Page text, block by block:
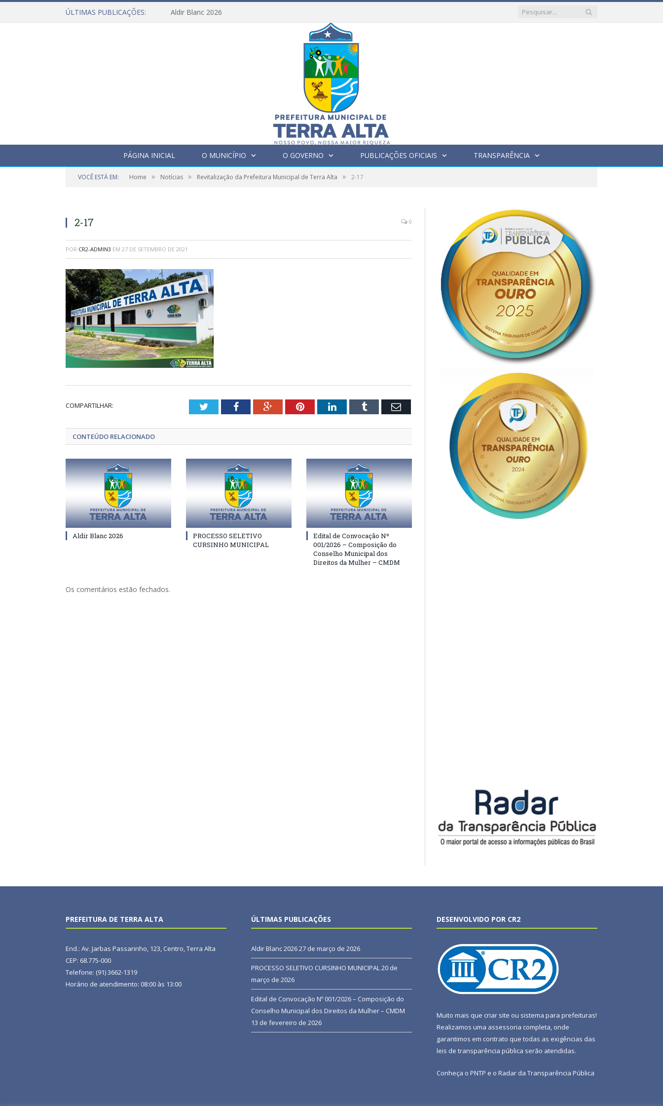
ÚLTIMAS PUBLICAÇÕES: Aldir Blanc 2026
PÁGINA INICIAL O MUNICÍPIO O GOVERNO PUBLICAÇÕES OFICIAIS TRANSPARÊNCIA
VOCÊ ESTÁ EM: Home » Notícias » Revitalização da Prefeitura Municipal de Terra Alta » 2-17
2-17 0
POR CR2-ADMIN3 EM 27 DE SETEMBRO DE 2021
COMPARTILHAR: TwitterFacebookGoogle+PinterestLinkedInTumblr Email
CONTEÚDO RELACIONADO
Aldir Blanc 2026
PROCESSO SELETIVO
CURSINHO MUNICIPAL
Edital de Convocação Nº
001/2026 – Composição do
Conselho Municipal dos
Direitos da Mulher – CMDM
Os comentários estão fechados.
PREFEITURA DE TERRA ALTA
End.: Av. Jarbas Passarinho, 123, Centro, Terra Alta
CEP: 68.775-000
Telefone: (91) 3662-1319
Horário de atendimento: 08:00 às 13:00
ÚLTIMAS PUBLICAÇÕES
Aldir Blanc 202627 de março de 2026
PROCESSO SELETIVO CURSINHO MUNICIPAL20 de
março de 2026
Edital de Convocação Nº 001/2026 – Composição do
Conselho Municipal dos Direitos da Mulher – CMDM
13 de fevereiro de 2026
DESENVOLVIDO POR CR2
Muito mais que criar site ou sistema para prefeituras!
Realizamos uma assessoria completa, onde
garantimos em contrato que todas as exigências das
leis de transparência pública serão atendidas.
Conheça o PNTP e o Radar da Transparência Pública